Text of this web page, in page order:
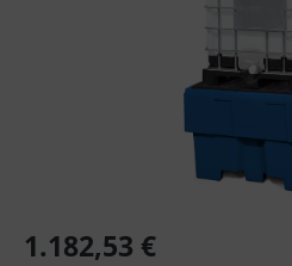
Regulärer Preis:
1.182,53 €